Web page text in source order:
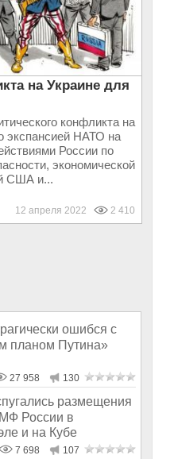
на Украине для
конфликта на
экспансией НАТО на
России по
экономической
США и...
12 апреля 2022 2 410
ошибся с
планом Путина»
27 958 130
размещения
России в
и на Кубе
7 698 107